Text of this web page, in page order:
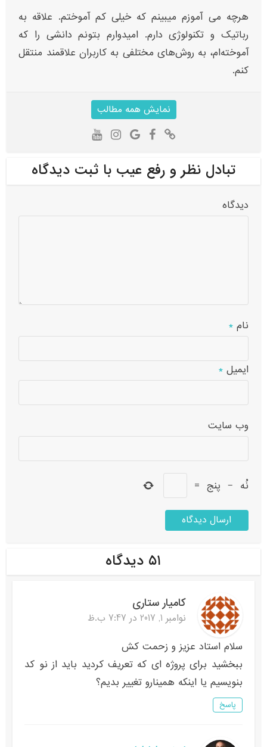
هرچه می آموزم میبینم که خیلی کم آموختم. علاقه به
رباتیک و تکنولوژی دارم. امیدوارم بتونم دانشی را که
آموخته‌ام، به روش‌های مختلفی به کاربران علاقمند منتقل
کنم.
نمایش همه مطالب
تبادل نظر و رفع عیب با ثبت دیدگاه
دیدگاه
نام*
ایمیل*
وب‌ سایت
نُه − پنج =
۵۱ دیدگاه
کامیار ستاری
نوامبر 1, 2017 در 7:47 ب.ظ
سلام استاد عزیز و زحمت کش
ببخشید برای پروژه ای که تعریف کردید باید از نو کد
بنویسیم یا اینکه همینارو تغییر بدیم؟
پاسخ